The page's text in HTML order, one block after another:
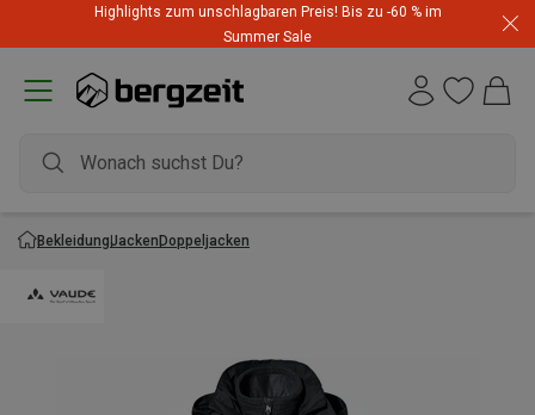
Highlights zum unschlagbaren Preis! Bis zu -60 % im
Summer Sale
BekleidungJackenDoppeljacken